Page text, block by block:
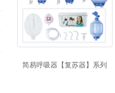
简易呼吸器【复苏器】系列